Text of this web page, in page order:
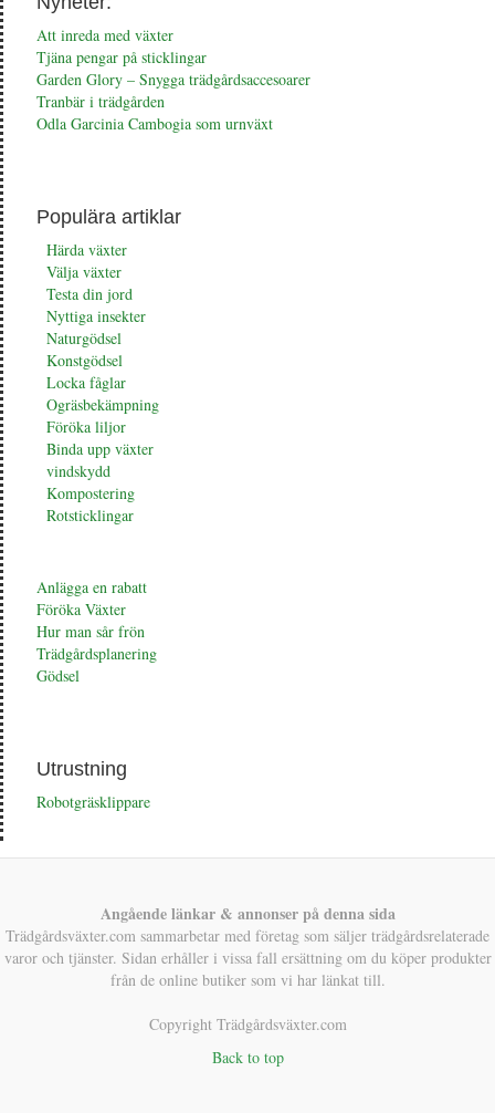
Att inreda med växter
Tjäna pengar på sticklingar
Garden Glory – Snygga trädgårdsaccesoarer
Tranbär i trädgården
Odla Garcinia Cambogia som urnväxt
Populära artiklar
Härda växter
Välja växter
Testa din jord
Nyttiga insekter
Naturgödsel
Konstgödsel
Locka fåglar
Ogräsbekämpning
Föröka liljor
Binda upp växter
vindskydd
Kompostering
Rotsticklingar
Anlägga en rabatt
Föröka Växter
Hur man sår frön
Trädgårdsplanering
Gödsel
Utrustning
Robotgräsklippare
Angående länkar & annonser på denna sida
Trädgårdsväxter.com sammarbetar med företag som säljer trädgårdsrelaterade
varor och tjänster. Sidan erhåller i vissa fall ersättning om du köper produkter
från de online butiker som vi har länkat till.
Copyright Trädgårdsväxter.com
Back to top